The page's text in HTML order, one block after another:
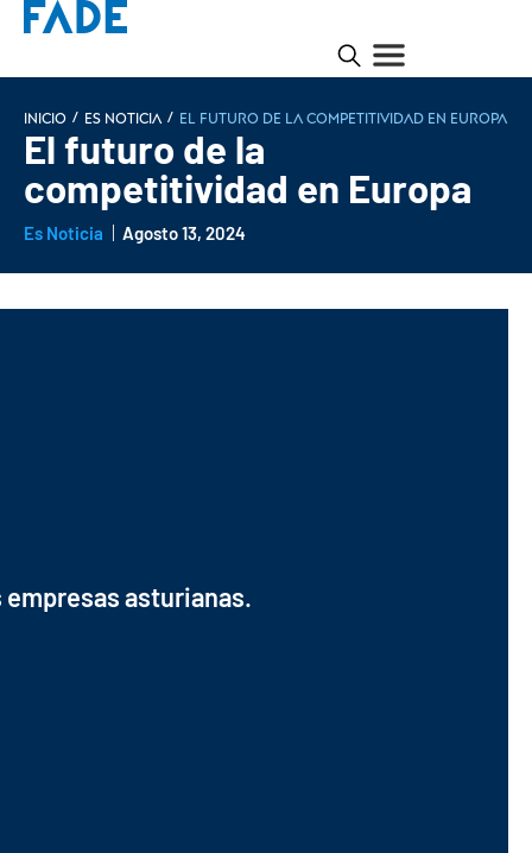
INICIO / Es noticia / El futuro de la competitividad en Europa
El futuro de la
competitividad en Europa
Es Noticia Agosto 13, 2024
asturianas.